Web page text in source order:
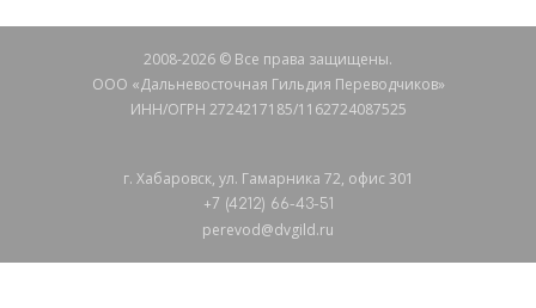
2008-2026 © Все права защищены.
ООО «Дальневосточная Гильдия Переводчиков»
ИНН/ОГРН 2724217185/1162724087525
г. Хабаровск, ул. Гамарника 72, офис 301
+7 (4212) 66-43-51
perevod@dvgild.ru